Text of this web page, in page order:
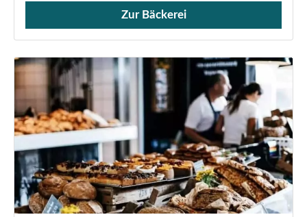
Verkauf von Brötchen,
Zur Bäckerei